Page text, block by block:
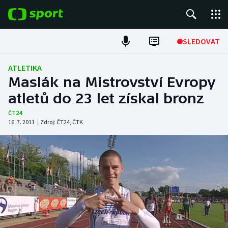
SLEDOVAT
Fotbal
Hokej
Tenis
Atletika
Cyklistika
DALŠÍ SPORTY
Americký fotbal
NEPŘEHLÉDNĚTE
ATLETIKA
Maslák na Mistrovství Evropy
atletů do 23 let získal bronz
ČT24
16. 7. 2011 | Zdroj: ČT24, ČTK